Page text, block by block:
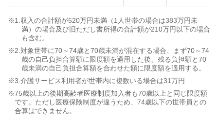
※1.収入の合計額が520万円未満（1人世帯の場合は383万円未
満）の場合及び旧ただし書所得の合計額が210万円以下の場合
も含む。
※2.対象世帯に70～74歳と70歳未満が混在する場合、まず70～74
歳の自己負担合算額に限度額を適用した後、残る負担額と70
歳未満の自己負担合算額を合わせた額に限度額を適用する。
※3.介護サービス利用者が世帯内に複数いる場合は31万円
※75歳以上の後期高齢者医療制度加入者も70歳以上と同じ限度額
です。ただし医療保険制度が違うため、74歳以下の世帯員との
合算はできません。